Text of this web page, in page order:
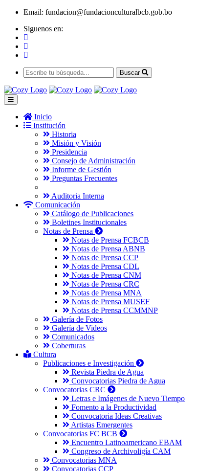
Email: fundacion@fundacionculturalbcb.gob.bo
Siguenos en:
Buscar
Inicio
Institución
Historia
Misión y Visión
Presidencia
Consejo de Administración
Informe de Gestión
Preguntas Frecuentes
Auditoria Interna
Comunicación
Catálogo de Publicaciones
Boletines Institucionales
Notas de Prensa
Notas de Prensa FCBCB
Notas de Prensa ABNB
Notas de Prensa CCP
Notas de Prensa CDL
Notas de Prensa CNM
Notas de Prensa CRC
Notas de Prensa MNA
Notas de Prensa MUSEF
Notas de Prensa CCMMNP
Galería de Fotos
Galería de Videos
Comunicados
Coberturas
Cultura
Publicaciones e Investigación
Revista Piedra de Agua
Convocatorias Piedra de Agua
Convocatorias CRC
Letras e Imágenes de Nuevo Tiempo
Fomento a la Productividad
Convocatoria Ideas Creativas
Artistas Emergentes
Convocatorias FC BCB
Encuentro Latinoamericano EBAM
Congreso de Archivoligía CAM
Convocatorias MNA
Convocatorias CCP